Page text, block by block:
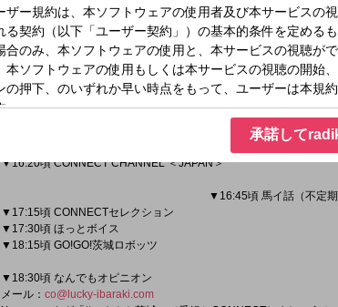
放送局
放送時間
2026年6月9日（火）16:00～18:55
番組名
CONNECT
ニュースや茨城県の話題はもちろん、トレンド情報やパーソナリテ
▼16:20頃 CONNECT CHANNEL ＜JAPAN＞
▼16:45頃 馬イ話（不定期
▼17:15頃 CONNECTセレクション
▼17:30頃 ほっとボイス
▼18:15頃 GO!GO!茨城ロボッツ
▼18:30頃 なんでもオピニオン
メール： co@lucky-ibaraki.com
承諾して